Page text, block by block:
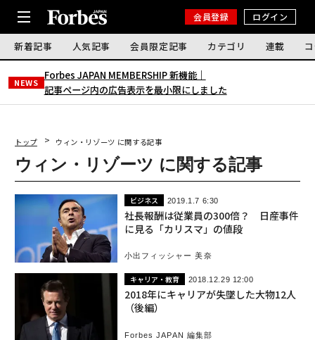
会員登録 ログイン
新着記事 人気記事 会員限定記事 カテゴリ 連載
NEWS
Forbes JAPAN MEMBERSHIP 新機能｜
記事ページ内の広告表示を最小限にしました
トップ ウィン・リゾーツ に関する記事
ウィン・リゾーツ に関する記事
ビジネス 2019.1.7 6:30
社長報酬は従業員の300倍？ 日産事件
に見る「カリスマ」の値段
小出フィッシャー 美奈
キャリア・教育 2018.12.29 12:00
2018年にキャリアが失墜した大物12人
（後編）
Forbes JAPAN 編集部